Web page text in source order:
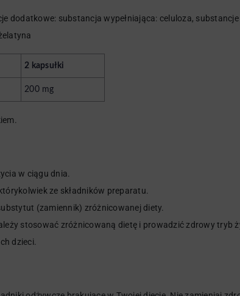
dodatkowe: substancja wypełniająca: celuloza, substancje
2 kapsułki
200 mg
w ciągu dnia.
ze składników preparatu.
(zamiennik) zróżnicowanej diety.
stosować zróżnicowaną dietę i prowadzić zdrowy tryb
dzieci.